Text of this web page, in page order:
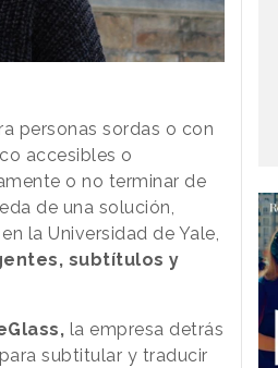
personas sordas o con
accesibles o
o no terminar de
de una solución,
la Universidad de Yale,
subtítulos y
la empresa detrás
subtitular y traducir